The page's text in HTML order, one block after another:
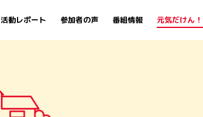
活動レポート 参加者の声 番組情報 元気だけん